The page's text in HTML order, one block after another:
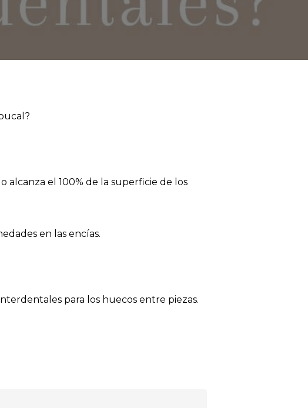
alcanza el 100% de la superficie de los
en las encías.
para los huecos entre piezas.